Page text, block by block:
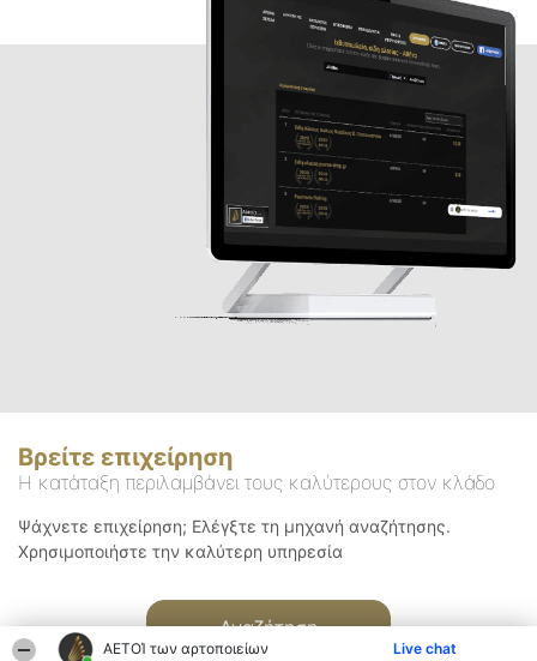
ΑΕΤΟΊ των αρτοποιείων Live chat
Βρείτε επιχείρηση
Η κατάταξη περιλαμβάνει τους καλύτερους στον κλάδο
Ψάχνετε επιχείρηση; Ελέγξτε τη μηχανή αναζήτησης.
Χρησιμοποιήστε την καλύτερη υπηρεσία
Αναζήτηση